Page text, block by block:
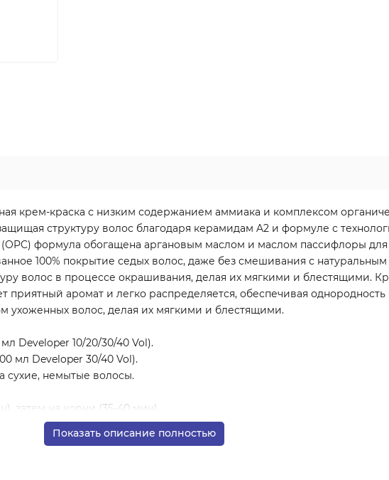
крем-краска с низким содержанием аммиака и комплексом
структуру волос благодаря керамидам A2 и формуле с
формула обогащена аргановым маслом и маслом пассифлоры
100% покрытие седых волос, даже без смешивания с
волос в процессе окрашивания, делая их мягкими и блестящими.
аромат и легко распределяется, обеспечивая однородность
ухоженных волос, делая их мягкими и блестящими.
Developer 10/20/30/40 Vol).
мл Developer 30/40 Vol).
сухие, немытые волосы.
затем на корни (35-40 мин).
на 35-40 минут. Для обновления длины — эмульгировать с водой на 5-
Показать описание полностью